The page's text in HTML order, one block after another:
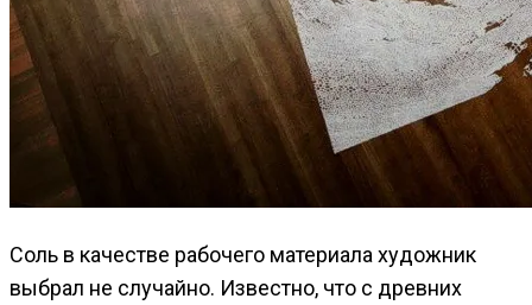
Соль в качестве рабочего материала художник
выбрал не случайно. Известно, что с древних